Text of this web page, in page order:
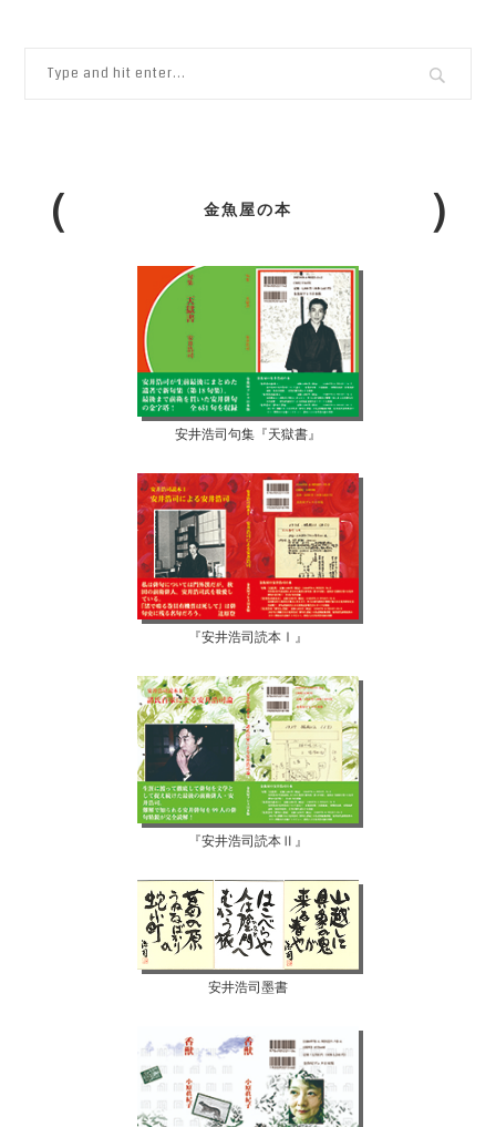
金魚屋の本
安井浩司句集『天獄書』
『安井浩司読本Ⅰ』
『安井浩司読本Ⅱ』
安井浩司墨書